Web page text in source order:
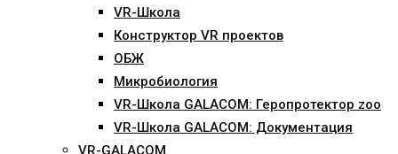
VR-Школа
Конструктор VR проектов
ОБЖ
Микробиология
VR-Школа GALACOM: Геропротектор zoo
VR-Школа GALACOM: Документация
VR-GALACOM